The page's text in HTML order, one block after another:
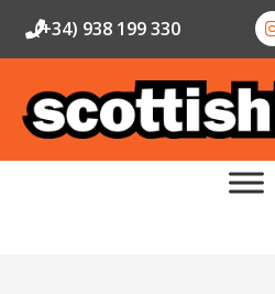
(+34) 938 199 330